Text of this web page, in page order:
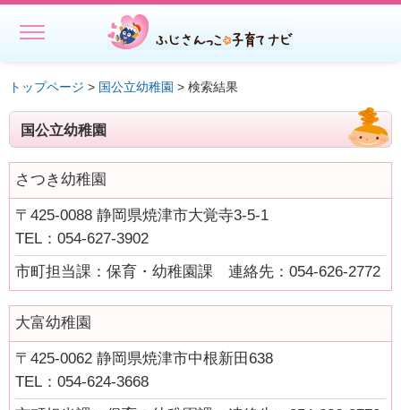
ホーム
初めての方へ
ファミリー・サポート・センター事業一覧
出張託児サービス一覧
★授乳スペースで搾乳ができる旨の表示にご協力ください－静岡
県
相談する・仲間をつくる
遊ぶ・学ぶ
トップページ > 国公立幼稚園 > 検索結果
国公立幼稚園
さつき幼稚園
〒425-0088 静岡県焼津市大覚寺3-5-1
TEL：054-627-3902
市町担当課：保育・幼稚園課 連絡先：054-626-2772
大富幼稚園
〒425-0062 静岡県焼津市中根新田638
TEL：054-624-3668